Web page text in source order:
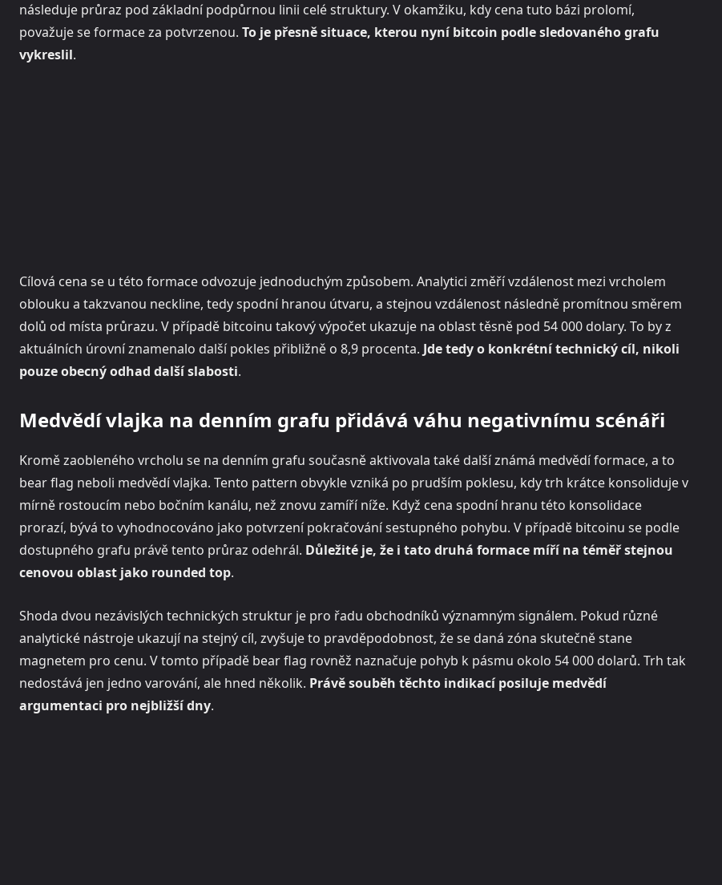
následuje průraz pod základní podpůrnou linii celé struktury. V okamžiku, kdy cena tuto bázi prolomí,
považuje se formace za potvrzenou. To je přesně situace, kterou nyní bitcoin podle sledovaného grafu
vykreslil.
Cílová cena se u této formace odvozuje jednoduchým způsobem. Analytici změří vzdálenost mezi vrcholem
oblouku a takzvanou neckline, tedy spodní hranou útvaru, a stejnou vzdálenost následně promítnou směrem
dolů od místa průrazu. V případě bitcoinu takový výpočet ukazuje na oblast těsně pod 54 000 dolary. To by z
aktuálních úrovní znamenalo další pokles přibližně o 8,9 procenta. Jde tedy o konkrétní technický cíl, nikoli
pouze obecný odhad další slabosti.
Medvědí vlajka na denním grafu přidává váhu negativnímu scénáři
Kromě zaobleného vrcholu se na denním grafu současně aktivovala také další známá medvědí formace, a to
bear flag neboli medvědí vlajka. Tento pattern obvykle vzniká po prudším poklesu, kdy trh krátce konsoliduje v
mírně rostoucím nebo bočním kanálu, než znovu zamíří níže. Když cena spodní hranu této konsolidace
prorazí, bývá to vyhodnocováno jako potvrzení pokračování sestupného pohybu. V případě bitcoinu se podle
dostupného grafu právě tento průraz odehrál. Důležité je, že i tato druhá formace míří na téměř stejnou
cenovou oblast jako rounded top.
Shoda dvou nezávislých technických struktur je pro řadu obchodníků významným signálem. Pokud různé
analytické nástroje ukazují na stejný cíl, zvyšuje to pravděpodobnost, že se daná zóna skutečně stane
magnetem pro cenu. V tomto případě bear flag rovněž naznačuje pohyb k pásmu okolo 54 000 dolarů. Trh tak
nedostává jen jedno varování, ale hned několik. Právě souběh těchto indikací posiluje medvědí
argumentaci pro nejbližší dny.